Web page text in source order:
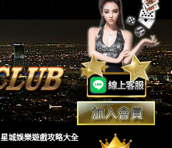
星城娛樂遊戲攻略大全